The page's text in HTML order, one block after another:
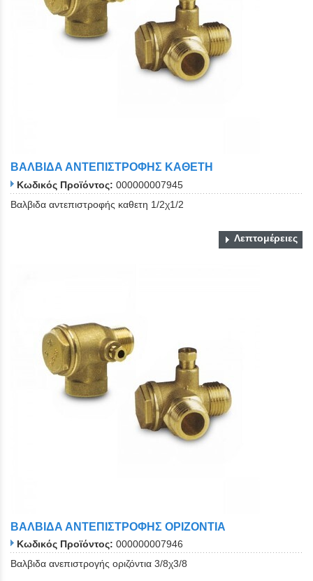
ΒΑΛΒΙΔΑ ΑΝΤΕΠΙΣΤΡΟΦΗΣ ΚΑΘΕΤΗ
Κωδικός Προϊόντος: 000000007945
Βαλβιδα αντεπιστροφής καθετη 1/2χ1/2
Λεπτομέρειες
ΒΑΛΒΙΔΑ ΑΝΤΕΠΙΣΤΡΟΦΗΣ ΟΡΙΖΟΝΤΙΑ
Κωδικός Προϊόντος: 000000007946
Βαλβιδα ανεπιστρογής οριζόντια 3/8χ3/8